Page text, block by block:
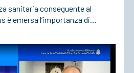
sanitaria conseguente al
è emersa l’importanza di…